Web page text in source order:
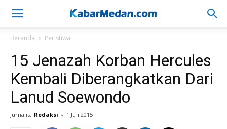
Beranda Peristiwa
15 Jenazah Korban Hercules
Kembali Diberangkatkan Dari
Lanud Soewondo
Jurnalis: Redaksi - 1 Juli 2015